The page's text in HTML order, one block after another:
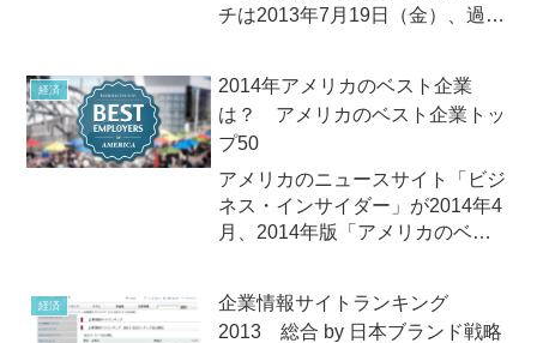
チは2013年7月19日（金）、過去
ンドＸ（テン）」を発表ました。
このランキング「ブランドＸ（テ
ン）」は、同社の企業...
経済
2014年アメリカのベスト企業
は？ アメリカのベスト企業トッ
プ50
アメリカのニュースサイト「ビジ
ネス・インサイダー」が2014年4
月、2014年版「アメリカのベス
経済
企業情報サイトランキング
2013 総合 by 日本ブランド戦略